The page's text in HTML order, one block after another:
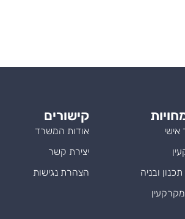
ובניה
מקרקעין
קישורים
אודות המשרד
יצירת קשר
הצהרת נגישות